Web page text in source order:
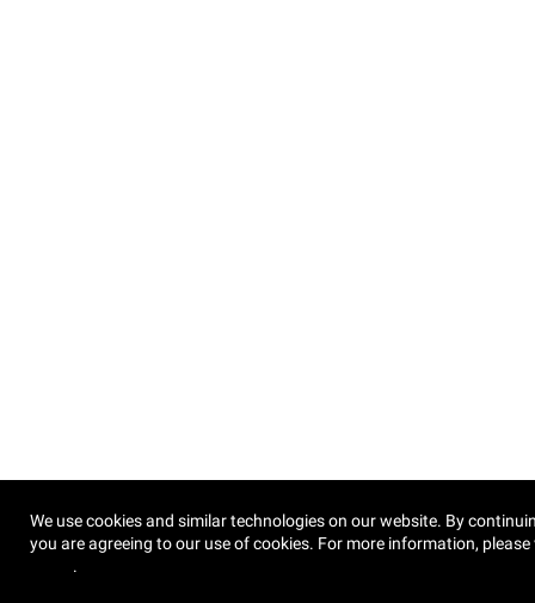
We use cookies and similar technologies on our website. By
you are agreeing to our use of cookies. For more information,
.